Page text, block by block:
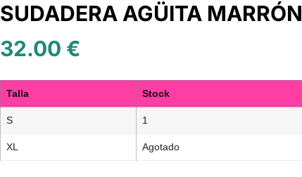
SUDADERA AGÜITA MARRÓN
32.00 €
Talla Stock
S 1
XL Agotado